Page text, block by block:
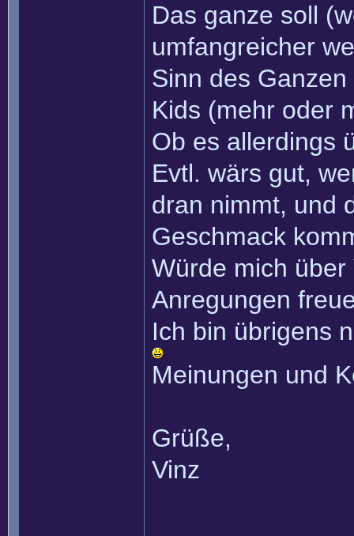
Das ganze soll
umfangreicher
Sinn des
Kids (mehr oder
Ob es allerdings
Evtl. wärs gut,
dran nimmt, und
Geschmack
Würde mich
Anregungen
Ich bin übrigens
Meinungen und
Grüße,
Vinz